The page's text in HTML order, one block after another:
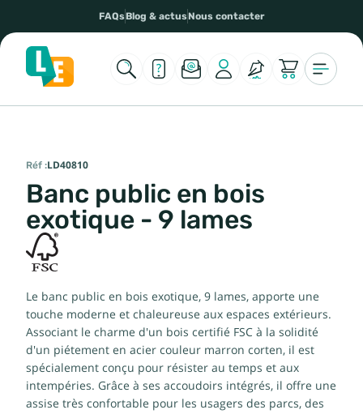
FAQsBlog & actusNous contacter
Réf :LD40810
Banc public en bois
exotique - 9 lames
Le banc public en bois exotique, 9 lames, apporte une
touche moderne et chaleureuse aux espaces extérieurs.
Associant le charme d'un bois certifié FSC à la solidité
d'un piétement en acier couleur marron corten, il est
spécialement conçu pour résister au temps et aux
intempéries. Grâce à ses accoudoirs intégrés, il offre une
assise très confortable pour les usagers des parcs, des